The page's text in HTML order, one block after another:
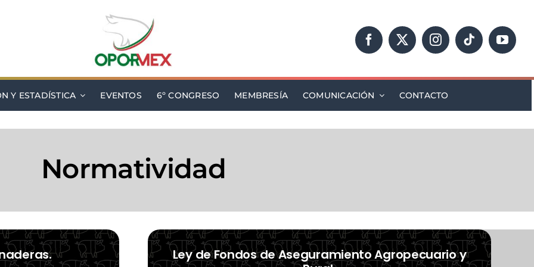
Y ESTADÍSTICA EVENTOS 6º CONGRESO MEMBRESÍA COMUNICACIÓN CONTACTO
Normatividad
Ley de Fondos de Aseguramiento Agropecuario y